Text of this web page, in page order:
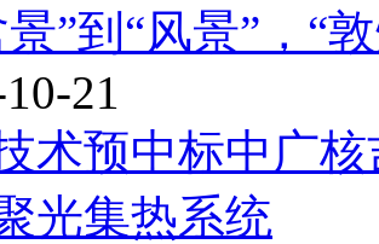
景”到“风景”，“
21
术预中标中广
光集热系统